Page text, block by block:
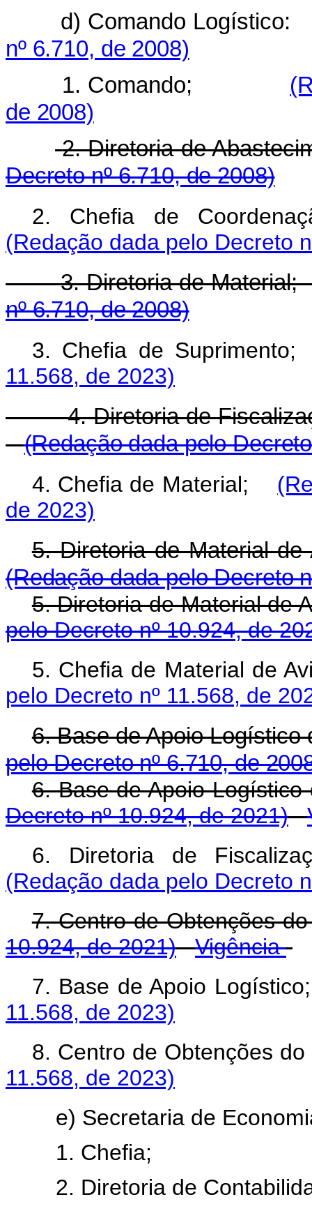
d) Comando
nº 6.710, de 2008)
1. Comando;
de 2008)
2. Diretoria de
Decreto nº 6.710, de 2008)
2. Chefia de
(Redação dada pelo Decreto
3. Diretoria de
nº 6.710, de 2008)
3. Chefia de
11.568, de 2023)
4. Diretoria de
(Redação dada pelo
4. Chefia de Material;
de 2023)
5. Diretoria de
(Redação dada pelo Decreto
5. Diretoria de Material de
pelo Decreto nº 10.924, de
5. Chefia de Material de
pelo Decreto nº 11.568, de
6. Base de Apoio
pelo Decreto nº 6.710, de
6. Base de Apoio
Decreto nº 10.924, de 2021)
6. Diretoria de
(Redação dada pelo Decreto
7. Centro de Obtenções
10.924, de 2021)
Vigência
7. Base de Apoio
11.568, de 2023)
8. Centro de Obtenções
11.568, de 2023)
e) Secretaria de
1. Chefia;
2. Diretoria de